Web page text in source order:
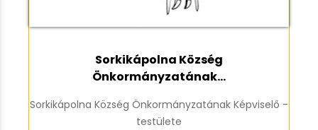
Sorkikápolna Község
Önkormányzatának...
Sorkikápolna Község Önkormányzatának Képviselő -
testülete